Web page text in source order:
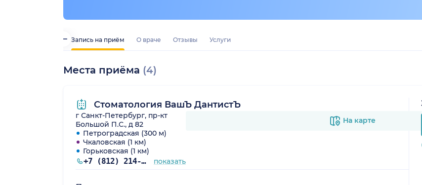
Запись на приём О враче Отзывы Услуги
Места приёма (4)
Стоматология ВашЪ ДантистЪ
г Санкт-Петербург, пр-кт
Большой П.С., д 82
Петроградская (300 м)
Чкаловская (1 км)
Горьковская (1 км)
+7 (812) 214-57-08 показать
На карте